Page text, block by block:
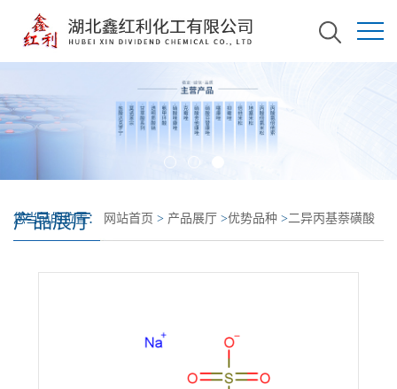
产品展厅
您当前的位置： 网站首页 > 产品展厅 >优势品种 >二异丙基萘磺酸